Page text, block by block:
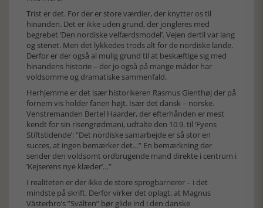
Trist er det. For der er store værdier, der knytter os til
hinanden. Det er ikke uden grund, der jongleres med
begrebet ’Den nordiske velfærdsmodel’. Vejen dertil var lang
og stenet. Men det lykkedes trods alt for de nordiske lande.
Derfor er der også al mulig grund til at beskæftige sig med
hinandens historie – der jo også på mange måder har
voldsomme og dramatiske sammenfald.
Herhjemme er det især historikeren Rasmus Glenthøj der på
fornem vis holder fanen højt. Især det dansk – norske.
Venstremanden Bertel Haarder, der efterhånden er mest
kendt for sin risengrødmani, udtalte den 10.9. til ’Fyens
Stiftstidende’: ”Det nordiske samarbejde er så stor en
succes, at ingen bemærker det…” En bemærkning der
sender den voldsomt ordbrugende mand direkte i centrum i
’Kejserens nye klæder’…”
I realiteten er der ikke de store sprogbarrierer – i det
mindste på skrift. Derfor virker det oplagt, at Magnus
Västerbro’s ”Svälten” bør glide ind i den danske